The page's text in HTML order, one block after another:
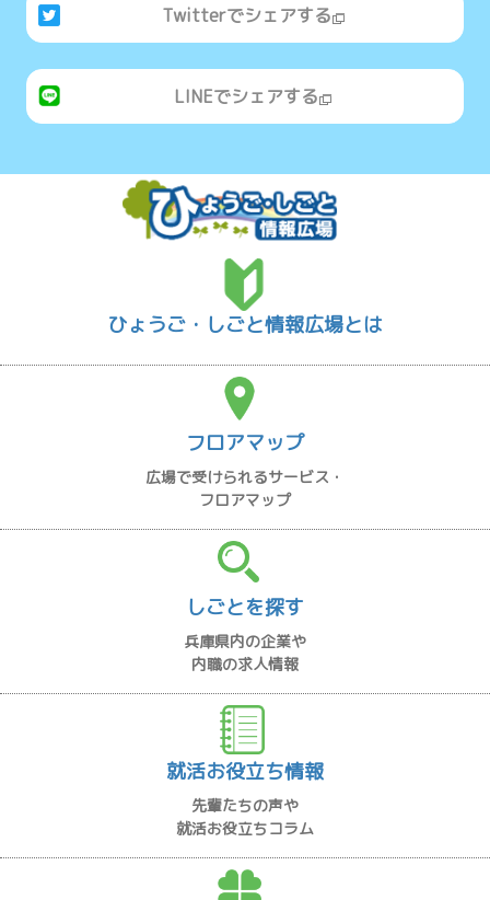
Twitterでシェアする
LINEでシェアする
ひょうご・しごと情報広場とは
フロアマップ
広場で受けられるサービス・
フロアマップ
しごとを探す
兵庫県内の企業や
内職の求人情報
就活お役立ち情報
先輩たちの声や
就活お役立ちコラム